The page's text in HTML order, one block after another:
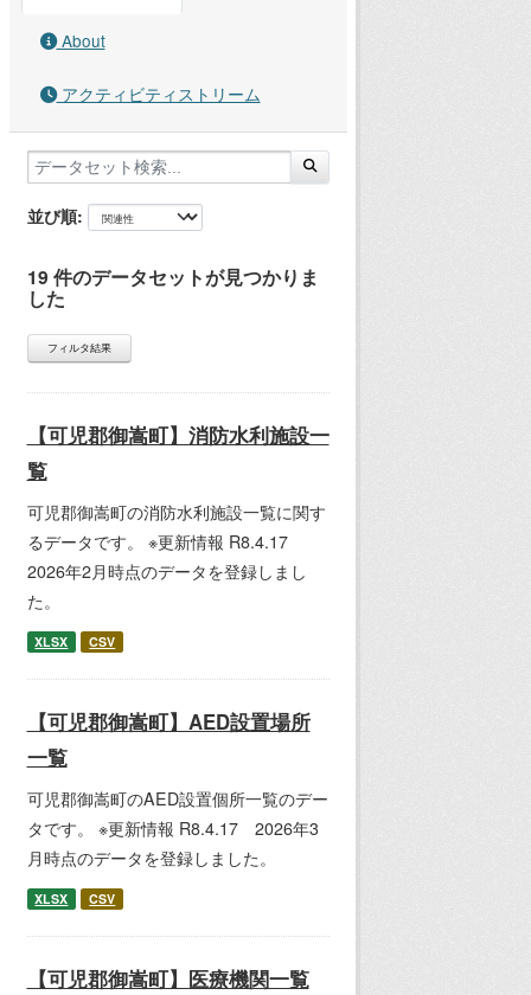
About
アクティビティストリーム
並び順
19 件のデータセットが見つかりま
した
フィルタ結果
【可児郡御嵩町】消防水利施設一
覧
可児郡御嵩町の消防水利施設一覧に関す
るデータです。 ※更新情報 R8.4.17
2026年2月時点のデータを登録しまし
た。
XLSX CSV
【可児郡御嵩町】AED設置場所
一覧
可児郡御嵩町のAED設置個所一覧のデー
タです。 ※更新情報 R8.4.17 2026年3
月時点のデータを登録しました。
XLSX CSV
【可児郡御嵩町】医療機関一覧